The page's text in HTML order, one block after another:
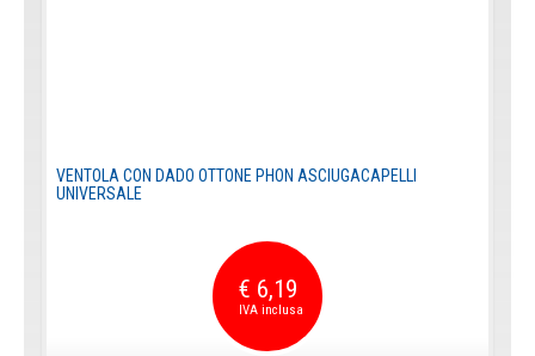
VENTOLA CON DADO OTTONE PHON ASCIUGACAPELLI
UNIVERSALE
€ 6,19